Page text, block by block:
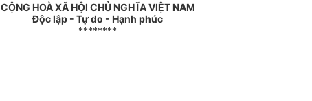
CỘNG HOÀ XÃ HỘI CHỦ NGHĨA VIỆT NAM
Độc lập - Tự do - Hạnh phúc
********